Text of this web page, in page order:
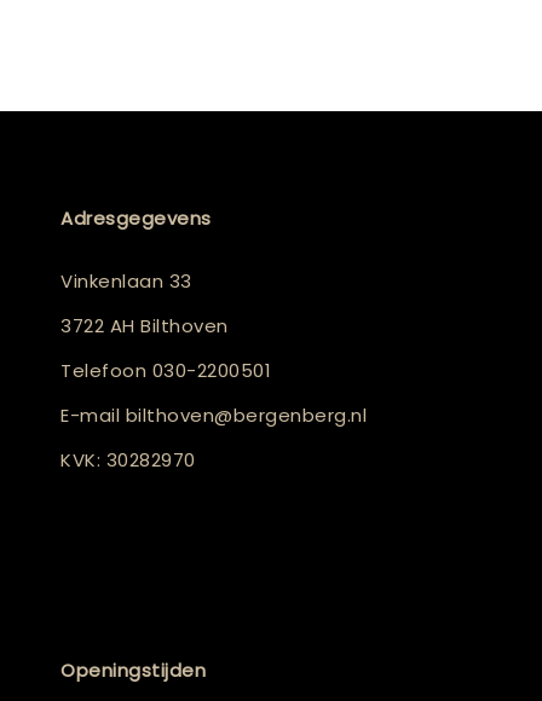
Adresgegevens
Vinkenlaan 33
3722 AH Bilthoven
Telefoon 030-2200501
E-mail bilthoven@bergenberg.nl
KVK: 30282970
Openingstijden